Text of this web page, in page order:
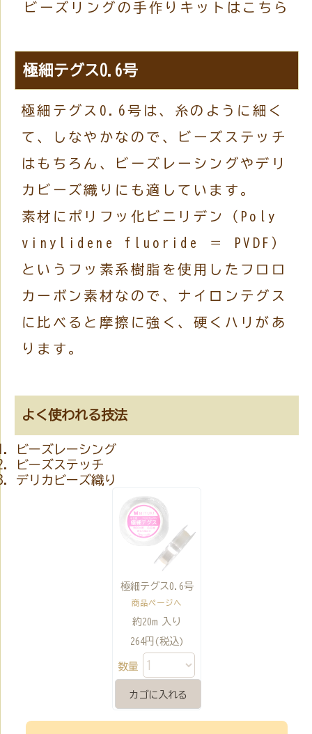
ビーズリングの手作りキットはこちら
極細テグス0.6号
極細テグス0.6号は、糸のように細く
て、しなやかなので、ビーズステッチ
はもちろん、ビーズレーシングやデリ
カビーズ織りにも適しています。
素材にポリフッ化ビニリデン（Poly
vinylidene fluoride ＝ PVDF）
というフッ素系樹脂を使用したフロロ
カーボン素材なので、ナイロンテグス
に比べると摩擦に強く、硬くハリがあ
ります。
よく使われる技法
ビーズレーシング
ビーズステッチ
デリカビーズ織り
極細テグス0.6号
商品ページへ
約20m 入り
264円(税込)
数量